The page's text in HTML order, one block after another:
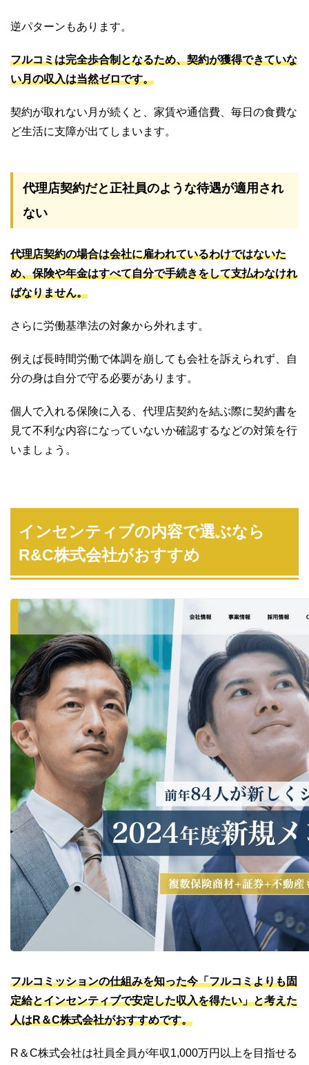
逆パターンもあります。
フルコミは完全歩合制となるため、契約が獲得できていな
い月の収入は当然ゼロです。
契約が取れない月が続くと、家賃や通信費、毎日の食費な
ど生活に支障が出てしまいます。
代理店契約だと正社員のような待遇が適用され
ない
代理店契約の場合は会社に雇われているわけではないた
め、保険や年金はすべて自分で手続きをして支払わなけれ
ばなりません。
さらに労働基準法の対象から外れます。
例えば長時間労働で体調を崩しても会社を訴えられず、自
分の身は自分で守る必要があります。
個人で入れる保険に入る、代理店契約を結ぶ際に契約書を
見て不利な内容になっていないか確認するなどの対策を行
いましょう。
インセンティブの内容で選ぶなら
R&C株式会社がおすすめ
フルコミッションの仕組みを知った今「フルコミよりも固
定給とインセンティブで安定した収入を得たい」と考えた
人はR＆C株式会社がおすすめです。
R＆C株式会社は社員全員が年収1,000万円以上を目指せる